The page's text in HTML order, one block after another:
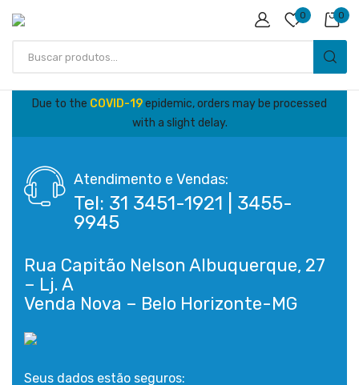
0 0
Due to the COVID-19epidemic, orders may be processed
with a slight delay.
Atendimento e Vendas:
Tel: 31 3451-1921 | 3455-
9945
Rua Capitão Nelson Albuquerque, 27
– Lj. A
Seus dados estão seguros: